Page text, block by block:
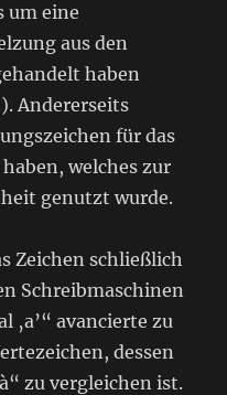
um eine
aus den
haben
Andererseits
für das
welches zur
genutzt wurde.
Zeichen schließlich
Schreibmaschinen
‚a’“ avancierte zu
dessen
zu vergleichen ist.